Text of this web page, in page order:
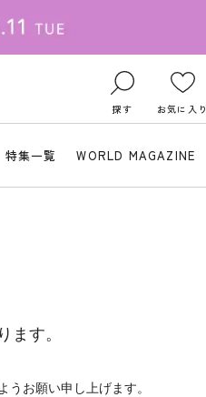
探す お気に入り
特集一覧 WORLD MAGAZINE
ます。
お願い申し上げます。